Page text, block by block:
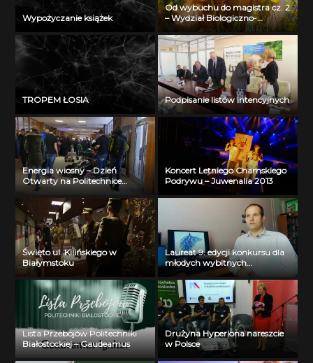
Wypożyczanie książek
Od wybuchu do magistra cz. 2
– Wydział Biologiczno-
Chemiczny Uniwersytetu w
Białymstoku
TROPEM ŁOSIA Podpisanie listów intencyjnych
Energia wiosny – Dzień
Otwarty na Politechnice
Białostockiej
Koncert Letniego Chamskiego
Podrywu – Juwenalia 2013
Święto ul. Kilińskiego w
Białymstoku
Laureat 9. edycji konkursu dla
młodych wybitnych
naukowców- dr inż. Krzysztof
Jurczuk
Lista Przebojów Politechniki
Białostockiej – Gaudeamus
Drużyna Hyperiona nareszcie
w Polsce